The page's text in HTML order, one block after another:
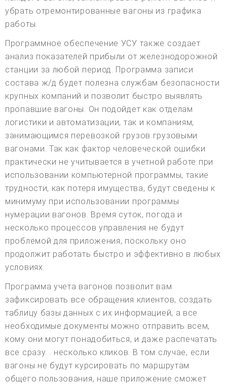
убрать отремонтированные вагоны из графика
работы.
Программное обеспечение УСУ также создает
анализ показателей прибыли от железнодорожной
станции за любой период. Программа записи
состава ж/д будет полезна службам безопасности
крупных компаний и позволит быстро выявлять
пропавшие вагоны. Он подойдет как отделам
логистики и автоматизации, так и компаниям,
занимающимся перевозкой грузов грузовыми
вагонами. Так как фактор человеческой ошибки
практически не учитывается в учетной работе при
использовании компьютерной программы, такие
трудности, как потеря имущества, будут сведены к
минимуму при использовании программы
нумерации вагонов. Время суток, погода и
несколько процессов управления не будут
проблемой для приложения, поскольку оно
продолжит работать быстро и эффективно в любых
условиях.
Программа учета вагонов позволит вам
зафиксировать все обращения клиентов, создать
таблицу базы данных с их информацией, а все
необходимые документы можно отправить всем,
кому они могут понадобиться, и даже распечатать
все сразу. . несколько кликов. В том случае, если
вагоны не будут курсировать по маршрутам
общего пользования, наше приложение сможет